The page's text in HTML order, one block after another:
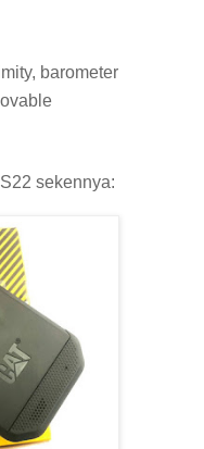
barometer
sekennya: